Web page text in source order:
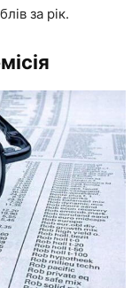
за рік.